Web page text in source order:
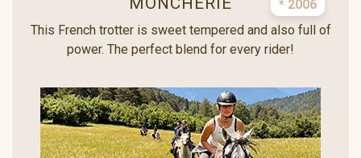
* 2006
This French trotter is sweet tempered and also full of
power. The perfect blend for every rider!